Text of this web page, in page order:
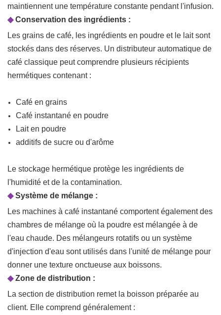
maintiennent une température constante pendant l'infusion.
◆Conservation des ingrédients :
Les grains de café, les ingrédients en poudre et le lait sont
stockés dans des réserves. Un distributeur automatique de
café classique peut comprendre plusieurs récipients
hermétiques contenant :
Café en grains
Café instantané en poudre
Lait en poudre
additifs de sucre ou d'arôme
Le stockage hermétique protège les ingrédients de
l'humidité et de la contamination.
◆Système de mélange :
Les machines à café instantané comportent également des
chambres de mélange où la poudre est mélangée à de
l'eau chaude. Des mélangeurs rotatifs ou un système
d'injection d'eau sont utilisés dans l'unité de mélange pour
donner une texture onctueuse aux boissons.
◆Zone de distribution :
La section de distribution remet la boisson préparée au
client. Elle comprend généralement :